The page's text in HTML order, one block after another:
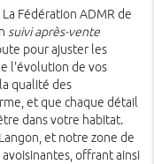
Fédération ADMR de
suivi après-vente
pour ajuster les
l'évolution de vos
qualité des
et que chaque détail
dans votre habitat.
et notre zone de
offrant ainsi